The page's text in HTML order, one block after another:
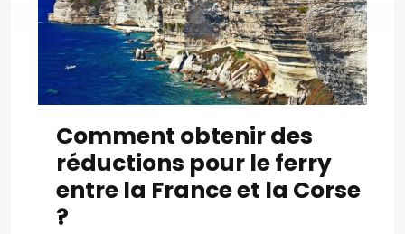
Comment obtenir des
réductions pour le ferry
entre la France et la Corse
?